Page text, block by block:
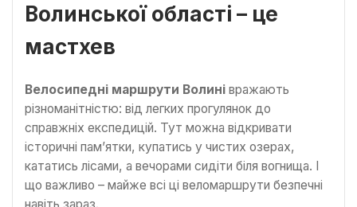
Волинської області – це
мастхев
Велосипедні маршрути Волині вражають
різноманітністю: від легких прогулянок до
справжніх експедицій. Тут можна відкривати
історичні пам’ятки, купатись у чистих озерах,
кататись лісами, а вечорами сидіти біля вогнища. І
що важливо – майже всі ці веломаршрути безпечні
навіть зараз.